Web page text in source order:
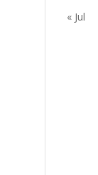
« Jul